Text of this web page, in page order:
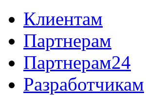
Клиентам
Партнерам
Партнерам24
Разработчикам